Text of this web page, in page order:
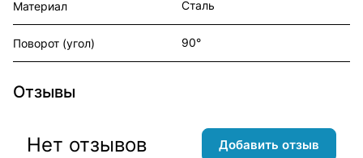
Материал Сталь
Поворот (угол) 90°
Отзывы
Нет отзывов Добавить отзыв